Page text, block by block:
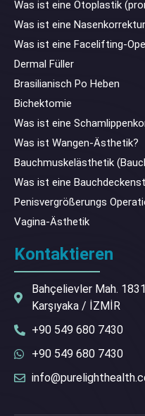
Was ist eine Otoplastik
Was ist eine
Was ist eine Facelifting-
Dermal Füller
Brasilianisch Po Heben
Bichektomie
Was ist eine
Was ist Wangen-Ästhetik?
Bauchmuskelästhetik
Was ist eine
Penisvergrößerungs
Vagina-Ästhetik
Kontaktieren
Bahçelievler Mah.
Karşıyaka / İZMİR
+90 549 680 7430
+90 549 680 7430